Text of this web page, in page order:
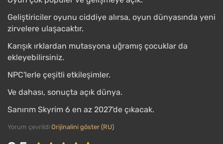
Geliştiriciler oyunu ciddiye alırsa, oyun dünyasında yeni
zirvelere ulaşacaktır.
Karışık ırklardan mutasyona uğramış çocuklar da
ekleyebilirsiniz.
NPC'lerle çeşitli etkileşimler.
Ve dahası, sonuçta açık dünya.
Sanırım Skyrim 6 en az 2027'de çıkacak.
Yorum çevrildi Orijinalini göster (RU)